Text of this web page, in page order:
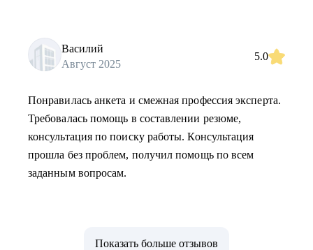
Василий
Август 2025
5.0
Понравилась анкета и смежная профессия эксперта.
Требовалась помощь в составлении резюме,
консультация по поиску работы. Консультация
прошла без проблем, получил помощь по всем
заданным вопросам.
Показать больше отзывов